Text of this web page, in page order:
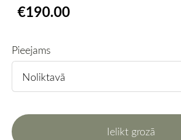
€190.00
Pieejams
Ielikt grozā